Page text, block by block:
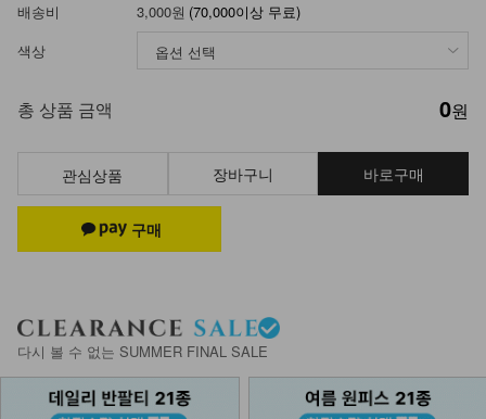
배송비 3,000원 (70,000이상 무료)
색상
총 상품 금액 0원
관심상품 장바구니 바로구매
다시 볼 수 없는 SUMMER FINAL SALE